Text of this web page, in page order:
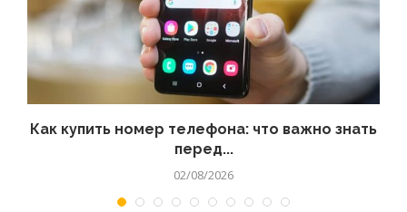
Как купить номер телефона: что важно знать
перед...
02/08/2026